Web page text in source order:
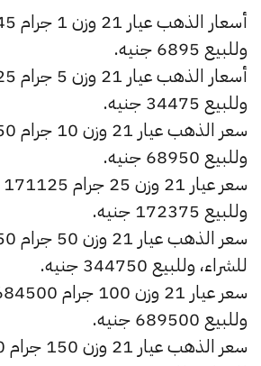
وللبيع 6895 جنيه.
وللبيع 34475 جنيه.
وللبيع 68950 جنيه.
وللبيع 172375 جنيه.
للشراء، وللبيع 344750 جنيه.
وللبيع 689500 جنيه.